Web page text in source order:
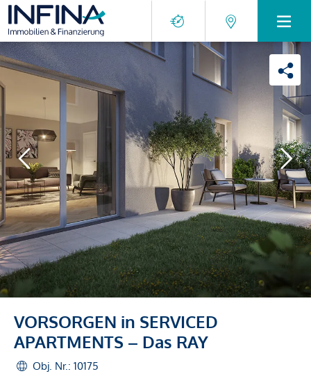
VORSORGEN in SERVICED
APARTMENTS – Das RAY
Obj. Nr.: 10175